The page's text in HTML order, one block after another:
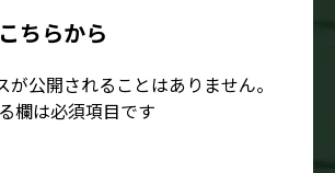
ちらから
が公開されることはありません。
欄は必須項目です